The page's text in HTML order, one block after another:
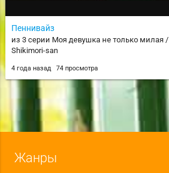
Пеннивайз
из 3 серии Моя девушка не только милая /
Shikimori-san
4 года назад 74 просмотра
Жанры